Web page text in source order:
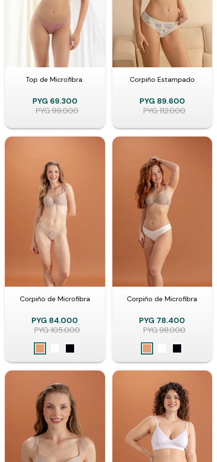
Top de Microfibra.
PYG 69.300
PYG99.000
Corpiño Estampado
PYG 89.600
PYG112.000
Corpiño de Microfibra
PYG 84.000
PYG105.000
Corpiño de Microfibra
PYG 78.400
PYG98.000